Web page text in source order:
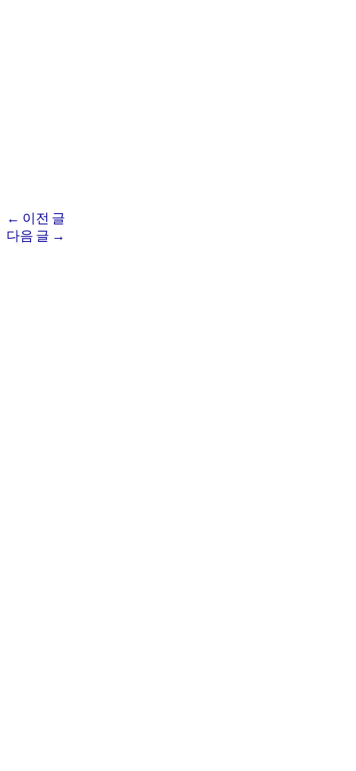
← 이전 글
다음 글 →